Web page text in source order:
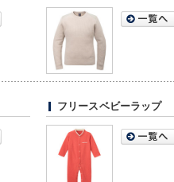
フリースベビーラップ